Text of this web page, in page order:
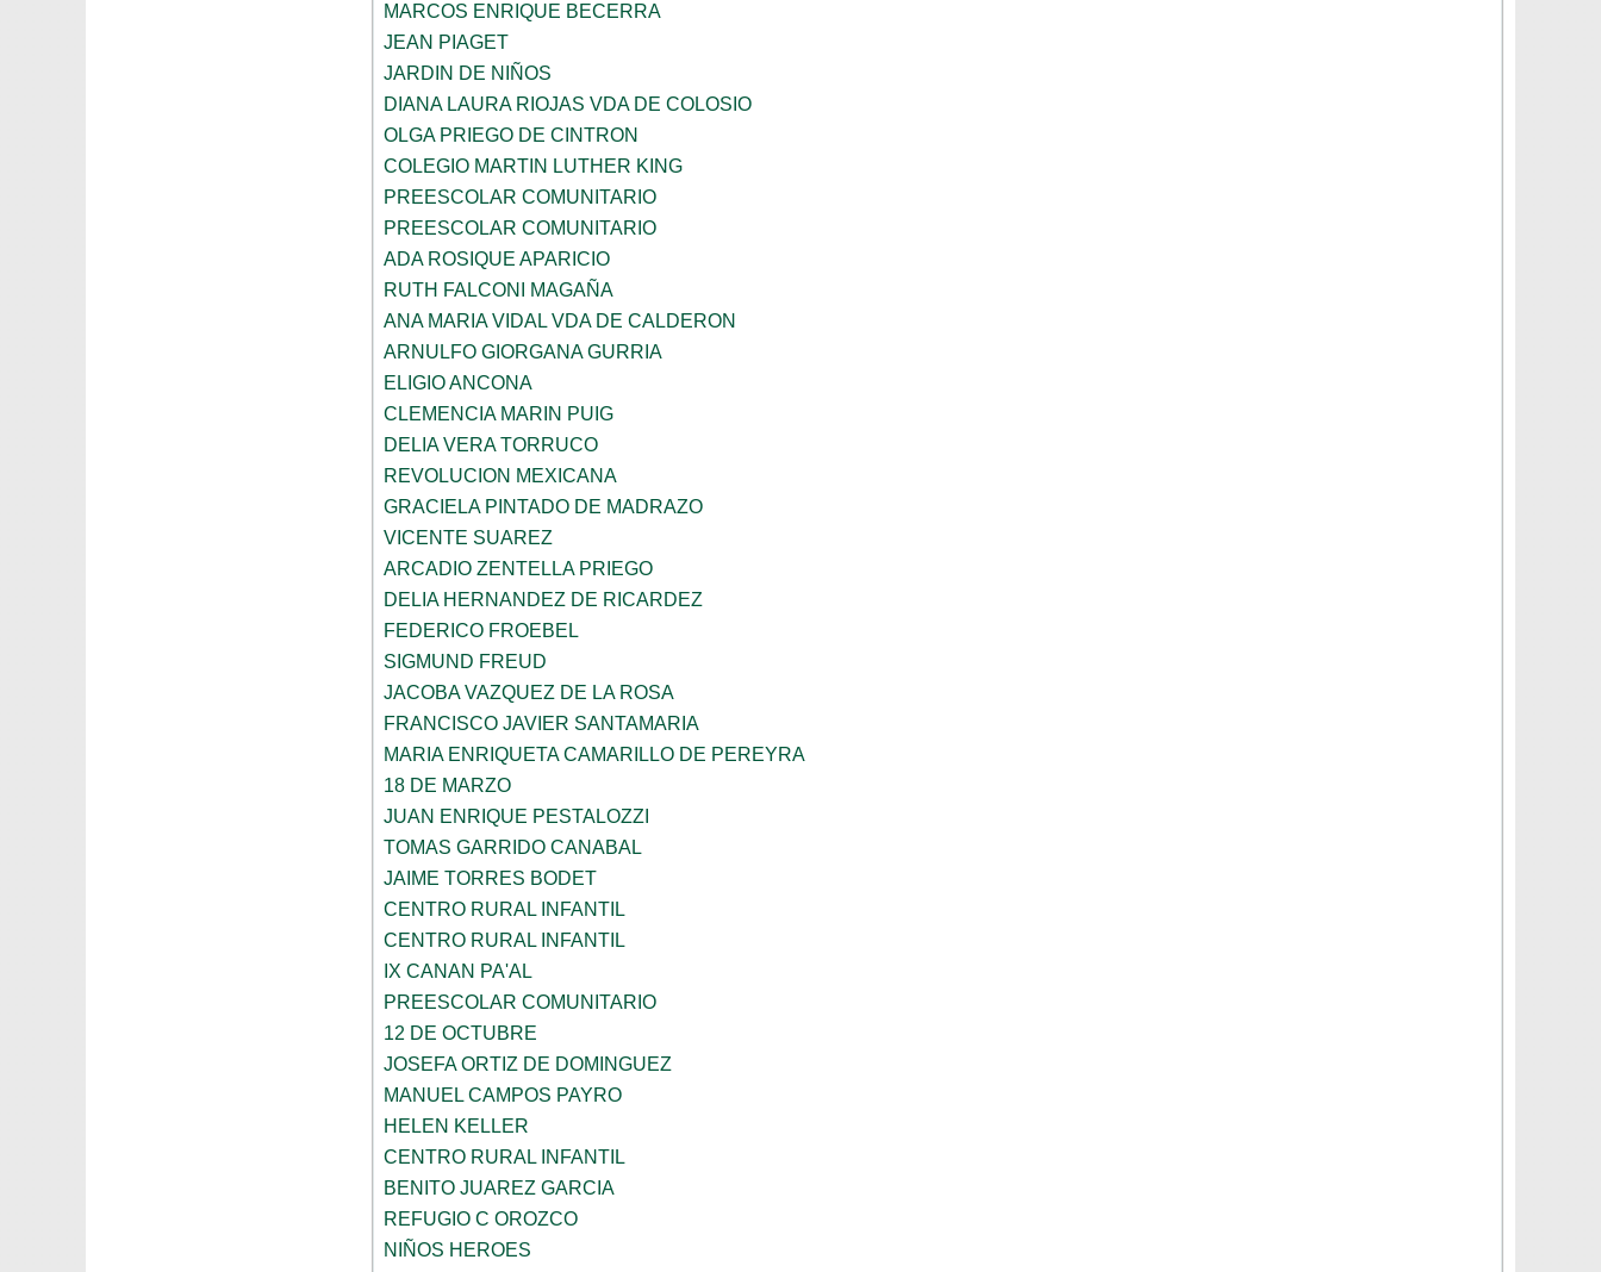
MARCOS ENRIQUE BECERRA
JEAN PIAGET
JARDIN DE NIÑOS
DIANA LAURA RIOJAS VDA DE COLOSIO
OLGA PRIEGO DE CINTRON
COLEGIO MARTIN LUTHER KING
PREESCOLAR COMUNITARIO
PREESCOLAR COMUNITARIO
ADA ROSIQUE APARICIO
RUTH FALCONI MAGAÑA
ANA MARIA VIDAL VDA DE CALDERON
ARNULFO GIORGANA GURRIA
ELIGIO ANCONA
CLEMENCIA MARIN PUIG
DELIA VERA TORRUCO
REVOLUCION MEXICANA
GRACIELA PINTADO DE MADRAZO
VICENTE SUAREZ
ARCADIO ZENTELLA PRIEGO
DELIA HERNANDEZ DE RICARDEZ
FEDERICO FROEBEL
SIGMUND FREUD
JACOBA VAZQUEZ DE LA ROSA
FRANCISCO JAVIER SANTAMARIA
MARIA ENRIQUETA CAMARILLO DE PEREYRA
18 DE MARZO
JUAN ENRIQUE PESTALOZZI
TOMAS GARRIDO CANABAL
JAIME TORRES BODET
CENTRO RURAL INFANTIL
CENTRO RURAL INFANTIL
IX CANAN PA'AL
PREESCOLAR COMUNITARIO
12 DE OCTUBRE
JOSEFA ORTIZ DE DOMINGUEZ
MANUEL CAMPOS PAYRO
HELEN KELLER
CENTRO RURAL INFANTIL
BENITO JUAREZ GARCIA
REFUGIO C OROZCO
NIÑOS HEROES